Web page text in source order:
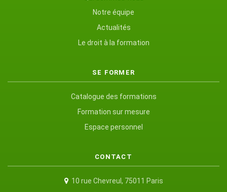
Notre équipe
Actualités
Le droit à la formation
SE FORMER
Catalogue des formations
Formation sur mesure
Espace personnel
CONTACT
10 rue Chevreul, 75011 Paris